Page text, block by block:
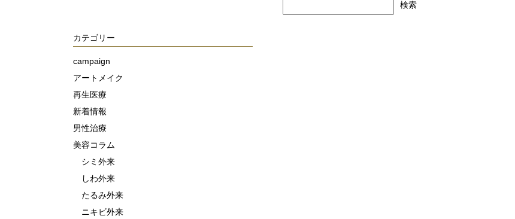
カテゴリー
campaign
アートメイク
再生医療
新着情報
男性治療
美容コラム
シミ外来
しわ外来
たるみ外来
ニキビ外来